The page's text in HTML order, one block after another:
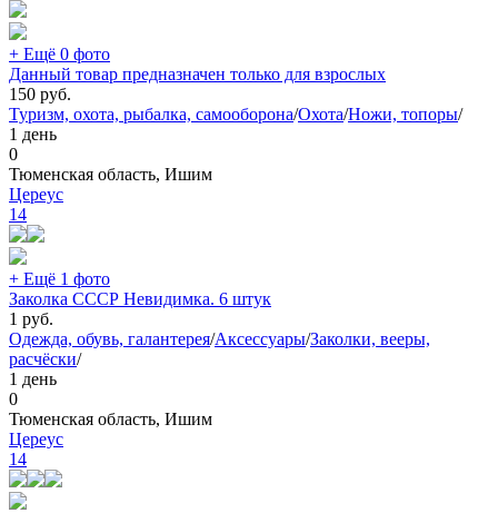
+ Ещё 0 фото
Данный товар предназначен только для взрослых
150 руб.
Туризм, охота, рыбалка, самооборона/Охота/Ножи, топоры/
1 день
0
Тюменская область, Ишим
Цереус
14
+ Ещё 1 фото
Заколка СССР Невидимка. 6 штук
1 руб.
Одежда, обувь, галантерея/Аксессуары/Заколки, вееры,
расчёски/
1 день
0
Тюменская область, Ишим
Цереус
14